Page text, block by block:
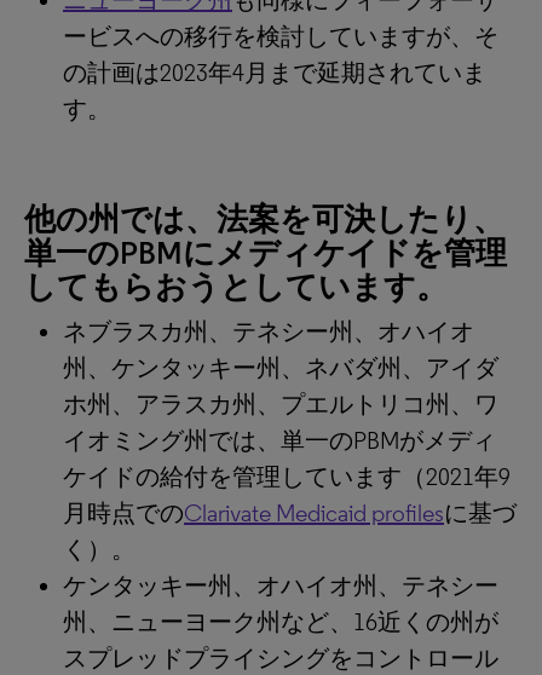
ービスへの移行を検討していますが、そ
の計画は2023年4月まで延期されていま
す。
他の州では、法案を可決したり、
単一のPBMにメディケイドを管理
してもらおうとしています。
ネブラスカ州、テネシー州、オハイオ
州、ケンタッキー州、ネバダ州、アイダ
ホ州、アラスカ州、プエルトリコ州、ワ
イオミング州では、単一のPBMがメディ
ケイドの給付を管理しています（2021年9
月時点でのClarivate Medicaid profilesに基づ
く）。
ケンタッキー州、オハイオ州、テネシー
州、ニューヨーク州など、16近くの州が
スプレッドプライシングをコントロール